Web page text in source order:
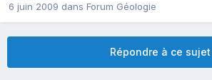
6 juin 2009 dans Forum Géologie
Répondre à ce sujet